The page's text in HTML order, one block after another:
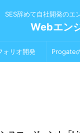
SES辞めて自社開発のエ
Webエン
ォリオ開発 Progate